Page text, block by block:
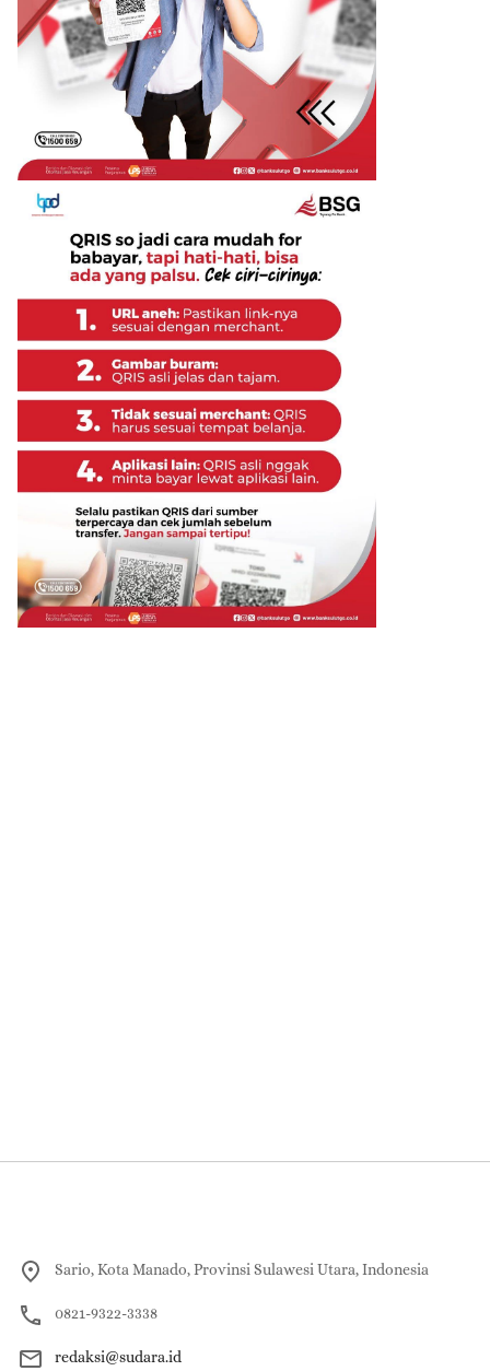
Sario, Kota Manado, Provinsi Sulawesi Utara, Indonesia
0821-9322-3338
redaksi@sudara.id